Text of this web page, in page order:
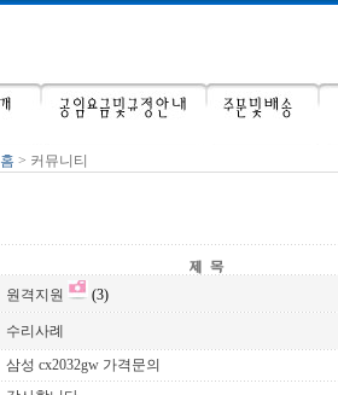
홈 > 커뮤니티
원격지원 (3)
수리사례
삼성 cx2032gw 가격문의